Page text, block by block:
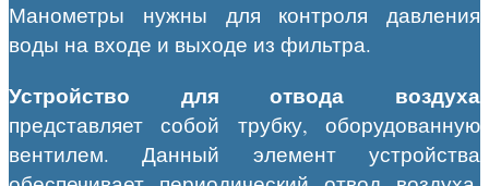
Манометры нужны для контроля давления
воды на входе и выходе из фильтра.
Устройство для отвода воздуха
представляет собой трубку, оборудованную
вентилем. Данный элемент устройства